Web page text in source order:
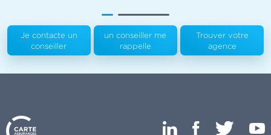
Je contacte un
conseiller
un conseiller me
rappelle
Trouver votre
agence